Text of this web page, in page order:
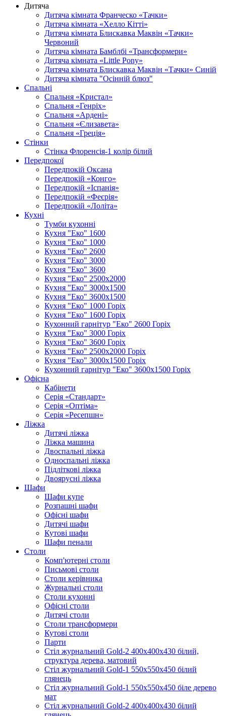
Дитяча
Дитяча кімната Франческо «Тачки»
Дитяча кімната «Хелло Кітті»
Дитяча кімната Блискавка Маквін «Тачки»
Червоний
Дитяча кімната Бамблбі «Трансформери»
Дитяча кімната «Little Pony»
Дитяча кімната Блискавка Маквін «Тачки» Синій
Дитяча кімната "Осінній блюз"
Спальні
Спальня «Кристал»
Спальня «Генріх»
Спальня «Ардені»
Спальня «Єлизавета»
Спальня «Греція»
Стінки
Стінка Флоренсія-1 колір білий
Передпокої
Передпокій Оксана
Передпокій «Конго»
Передпокій «Іспанія»
Передпокій «Феєрія»
Передпокій «Лоліта»
Кухні
Тумби кухонні
Кухня "Еко" 1600
Кухня "Еко" 1000
Кухня "Еко" 2600
Кухня "Еко" 3000
Кухня "Еко" 3600
Кухня "Еко" 2500х2000
Кухня "Еко" 3000х1500
Кухня "Еко" 3600х1500
Кухня "Еко" 1000 Горіх
Кухня "Еко" 1600 Горіх
Кухонний гарнітур "Еко" 2600 Горіх
Кухня "Еко" 3000 Горіх
Кухня "Еко" 3600 Горіх
Кухня "Еко" 2500х2000 Горіх
Кухня "Еко" 3000х1500 Горіх
Кухонний гарнітур "Еко" 3600х1500 Горіх
Офісна
Кабінети
Серія «Стандарт»
Серія «Оптіма»
Серія «Ресепшн»
Ліжка
Дитячі ліжка
Ліжка машина
Двоспальні ліжка
Односпальні ліжка
Підліткові ліжка
Двоярусні ліжка
Шафи
Шафи купе
Розпашні шафи
Офісні шафи
Дитячі шафи
Кутові шафи
Шафи пенали
Столи
Комп'ютерні столи
Письмові столи
Столи керівника
Журнальні столи
Столи кухонні
Офісні столи
Дитячі столи
Cтоли трансформери
Кутові столи
Парти
Стіл журнальний Gold-2 400х400х430 білий,
структура дерева, матовий
Стіл журнальний Gold-1 550х550х450 білий
глянець
Стіл журнальний Gold-1 550х550х450 біле дерево
мат
Стіл журнальний Gold-2 400х400х430 білий